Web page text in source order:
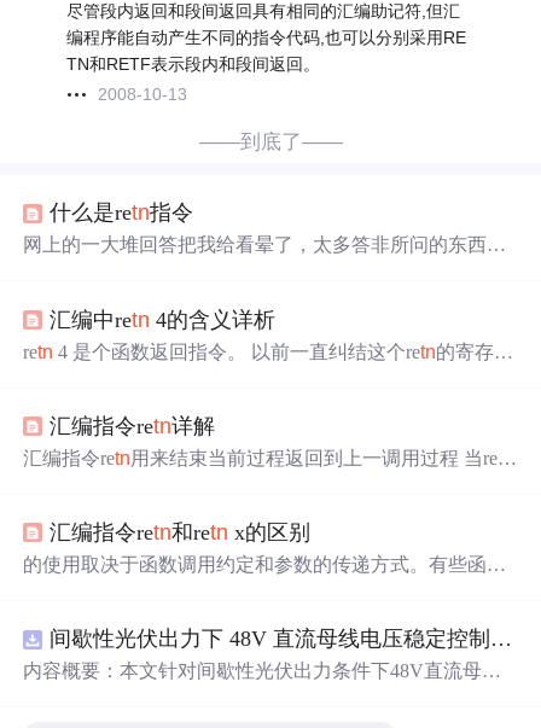
尽管段内返回和段间返回具有相同的汇编助记符,但汇
编程序能自动产生不同的指令代码,也可以分别采用RE
TN和RETF表示段内和段间返回。
2008-10-13
——到底了——
什么是retn指令
网上的一大堆回答把我给看晕了，太多答非所问的东西，
dd esp, 10h 注意 retn10 的 10 是十六进制的，它的十进制
数是 16。 ...
汇编中retn 4的含义详析
retn 4 是个函数返回指令。 以前一直纠结这个retn的寄存器
后： 首先 EIP=[0013feb8] ：即此时cpu先指挥EIP获取到栈
汇编指令retn详解
汇编指令retn用来结束当前过程返回到上一调用过程 当retn
ip指向的地址 rern指令执行前esp指向0041FC9C ，EIP指向0
02225c7 堆栈中0041fc9c保存的是00222714 retn
指令执行后
于执行了po
汇编指令retn和retn x的区别
的使用取决于函数调用约定和参数的传递方式。有些函数
约定。参考资料：https://blog.csdn.net/q873412892/article/det
ails/121205493。指令用于从子过程（或函数）返回，但它
间歇性光伏出力下 48V 直流母线电压稳定控制及储能双向充放电闭环调控体系研究（Simulink仿真实现）
内容概要：本文针对间歇性光伏出力条件下48V直流母线